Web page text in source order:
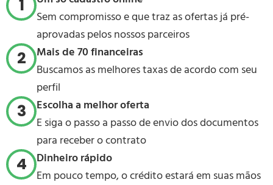
1
Sem compromisso e que traz as ofertas já pré-
aprovadas pelos nossos parceiros
2
Mais de 70 financeiras
Buscamos as melhores taxas de acordo com seu
perfil
3
Escolha a melhor oferta
E siga o passo a passo de envio dos documentos
para receber o contrato
4
Dinheiro rápido
Em pouco tempo, o crédito estará em suas mãos